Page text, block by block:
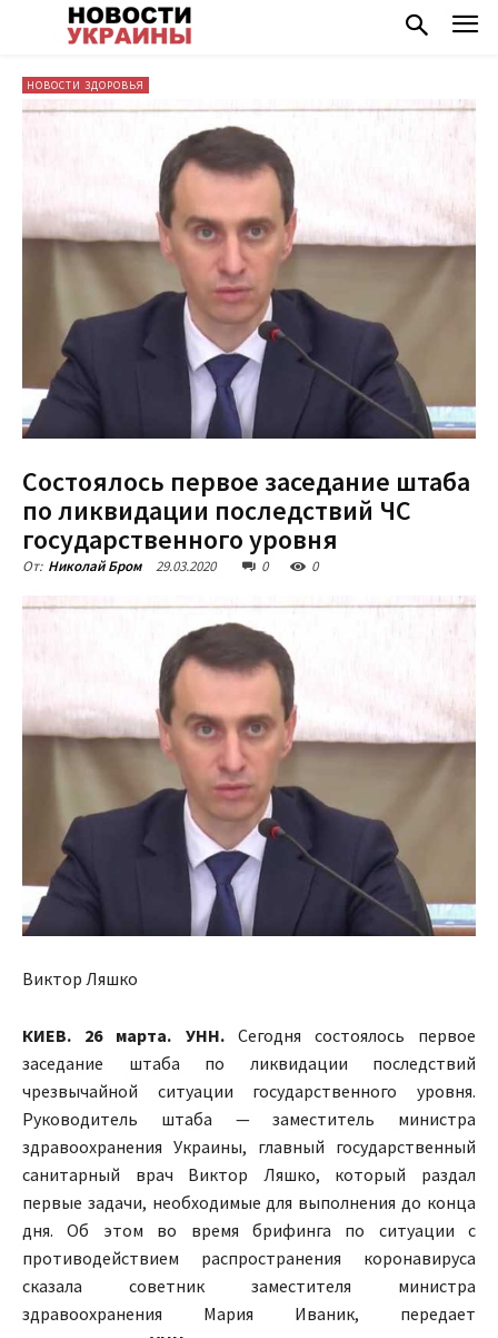
НОВОСТИ ЗДОРОВЬЯ
Состоялось первое заседание штаба
по ликвидации последствий ЧС
государственного уровня
От: Николай Бром 29.03.2020 0 0
Виктор Ляшко
КИЕВ. 26 марта. УНН.Сегодня состоялось первое
заседание штаба по ликвидации последствий
чрезвычайной ситуации государственного уровня.
Руководитель штаба — заместитель министра
здравоохранения Украины, главный государственный
санитарный врач Виктор Ляшко, который раздал
первые задачи, необходимые для выполнения до конца
дня. Об этом во время брифинга по ситуации с
противодействием распространения коронавируса
сказала советник заместителя министра
здравоохранения Мария Иваник, передает